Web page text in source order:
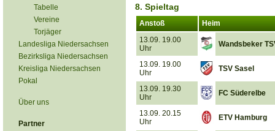
Tabelle
Vereine
Torjäger
Landesliga Niedersachsen
Bezirksliga Niedersachsen
Kreisliga Niedersachsen
Pokal
Über uns
Partner
8. Spieltag
Anstoß
Heim
13.09. 19.00
Uhr
Wandsbeker
13.09. 19.00
Uhr
TSV Sasel
13.09. 19.30
Uhr
FC Süderelbe
13.09. 20.15
Uhr
ETV Hamburg